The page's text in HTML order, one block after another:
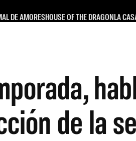
DE AMORESHOUSE OF THE DRAGONLA
de la